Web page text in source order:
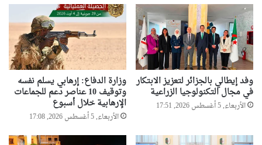
وفد إيطالي بالجزائر لتعزيز الابتكار
في مجال التكنولوجيا الزراعية
الأربعاء, 5 أغسطس 2026, 17:51
وزارة الدفاع: إرهابي يسلم نفسه
وتوقيف 10 عناصر دعم للجماعات
الإرهابية خلال أسبوع
الأربعاء, 5 أغسطس 2026, 17:08